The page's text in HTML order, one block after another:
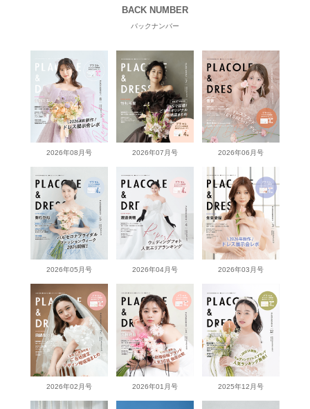
BACK NUMBER
バックナンバー
2026年08月号 2026年07月号 2026年06月号
2026年05月号 2026年04月号 2026年03月号
2026年02月号 2026年01月号 2025年12月号